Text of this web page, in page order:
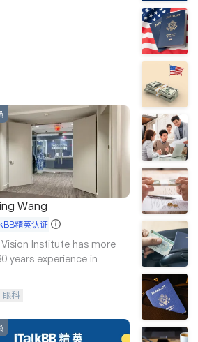
Wang
精英认证
Institute has more
years experience in
眼科